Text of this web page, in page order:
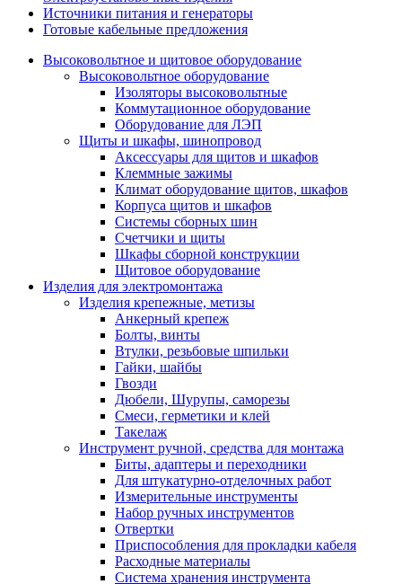
Источники питания и генераторы
Готовые кабельные предложения
Высоковольтное и щитовое оборудование
Высоковольтное оборудование
Изоляторы высоковольтные
Коммутационное оборудование
Оборудование для ЛЭП
Щиты и шкафы, шинопровод
Аксессуары для щитов и шкафов
Клеммные зажимы
Климат оборудование щитов, шкафов
Корпуса щитов и шкафов
Системы сборных шин
Счетчики и щиты
Шкафы сборной конструкции
Щитовое оборудование
Изделия для электромонтажа
Изделия крепежные, метизы
Анкерный крепеж
Болты, винты
Втулки, резьбовые шпильки
Гайки, шайбы
Гвозди
Дюбели, Шурупы, саморезы
Смеси, герметики и клей
Такелаж
Инструмент ручной, средства для монтажа
Биты, адаптеры и переходники
Для штукатурно-отделочных работ
Измерительные инструменты
Набор ручных инструментов
Отвертки
Приспособления для прокладки кабеля
Расходные материалы
Система хранения инструмента